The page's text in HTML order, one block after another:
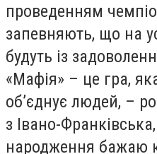
проведенням
запевняють, що на
будуть із
«Мафія» – це гра,
об’єднує людей, –
з Івано-
народження бажаю